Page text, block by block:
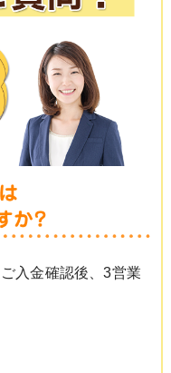
入金確認後、3営業